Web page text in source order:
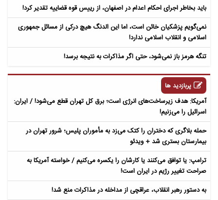
باید بخاطر اجرای احکام اعدام در اصفهان، از رییس قوه قضاییه تقدیر کرد!
نمی‌گویم پزشکیان خائن است، اما این الدنگ هیچ درکی از مسائل جمهوری
اسلامی و انقلاب اسلامی ندارد!
تنگه هرمز باز نمی‌شود، حتی اگر مذاکرات به نتیجه برسد!
پربازدید ها
آمریکا: هدف زیرساخت‌های انرژی است؛ برق کل تهران قطع می‌شود! / ایران:
اسرائیل را می‌زنیم!
حمله بلاگری که دختران را کتک می‌زد به مأموران پلیس؛ شرور تهران در
بیمارستان بستری شد + ویدئو
ترامپ: یا توافق می‌کنند یا کارشان را یکسره می‌کنیم / خواسته آمریکا به
صراحت تغییر رژیم در ایران است!
به دستور رهبر انقلاب، عراقچی از مداخله در مذاکرات منع شد!